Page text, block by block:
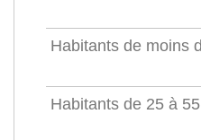
Habitants de moins
Habitants de 25 à